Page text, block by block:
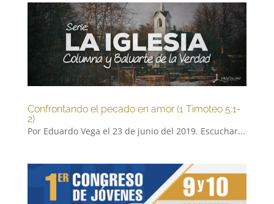
Confrontando el pecado en amor (1 Timoteo 5:1-
2)
Por Eduardo Vega el 23 de junio del 2019. Escuchar...